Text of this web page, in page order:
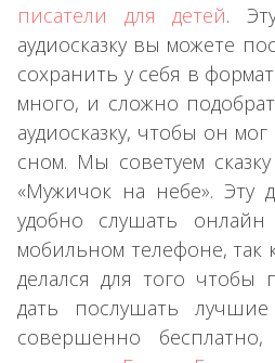
писатели для детей.
аудиосказку вы можете
сохранить у себя в
много, и сложно
аудиосказку, чтобы он
сном. Мы советуем
«Мужичок на небе». Эту
удобно слушать
мобильном телефоне, так
делался для того
дать послушать лучшие
совершенно